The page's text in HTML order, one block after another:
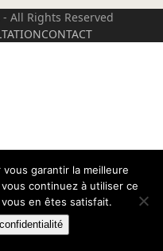
- All Rights Reserved
CONTACT
garantir la meilleure
continuez à utiliser ce
en êtes satisfait.